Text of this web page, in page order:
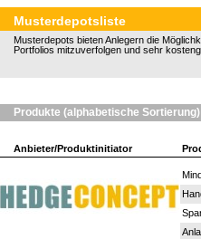
Musterdepotsliste
Musterdepots bieten Anlegern die
Portfolios mitzuverfolgen und sehr
Produkte (alphabetische Sortierung)
Anbieter/Produktinitiator